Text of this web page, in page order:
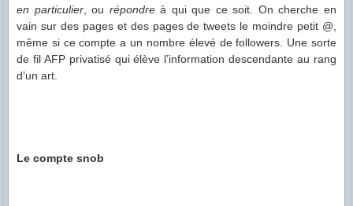
en particulier, ou répondreà qui que ce soit. On cherche en
vain sur des pages et des pages de tweets le moindre petit @,
même si ce compte a un nombre élevé de followers. Une sorte
de fil AFP privatisé qui élève l’information descendante au rang
d’un art.
Le compte snob